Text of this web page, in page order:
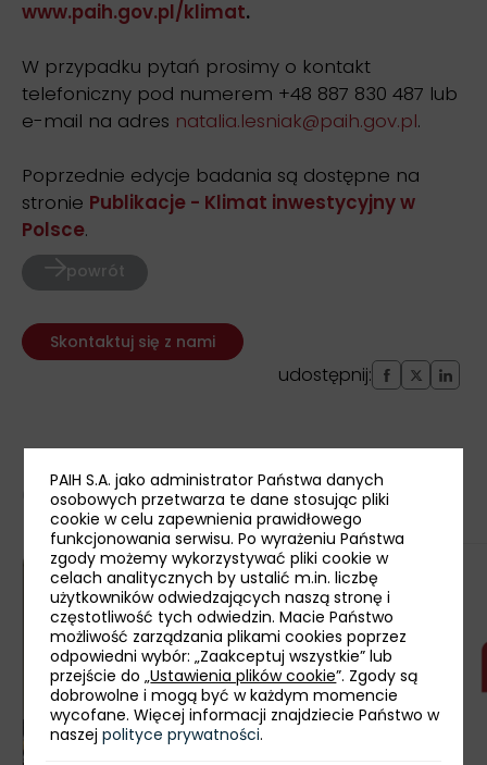
www.paih.gov.pl/klimat.
W przypadku pytań prosimy o kontakt
telefoniczny pod numerem +48 887 830 487 lub
e-mail na adres natalia.lesniak@paih.gov.pl.
Poprzednie edycje badania są dostępne na
stronie Publikacje - Klimat inwestycyjny w
Polsce.
powrót
Skontaktuj się z nami
udostępnij:
Ostatnie aktualności
PAIH S.A. jako administrator Państwa danych
osobowych przetwarza te dane stosując pliki
cookie w celu zapewnienia prawidłowego
funkcjonowania serwisu. Po wyrażeniu Państwa
zgody możemy wykorzystywać pliki cookie w
celach analitycznych by ustalić m.in. liczbę
użytkowników odwiedzających naszą stronę i
częstotliwość tych odwiedzin. Macie Państwo
możliwość zarządzania plikami cookies poprzez
odpowiedni wybór: „Zaakceptuj wszystkie” lub
przejście do „Ustawienia plików cookie”. Zgody są
dobrowolne i mogą być w każdym momencie
wycofane. Więcej informacji znajdziecie Państwo w
naszejpolityce prywatności.